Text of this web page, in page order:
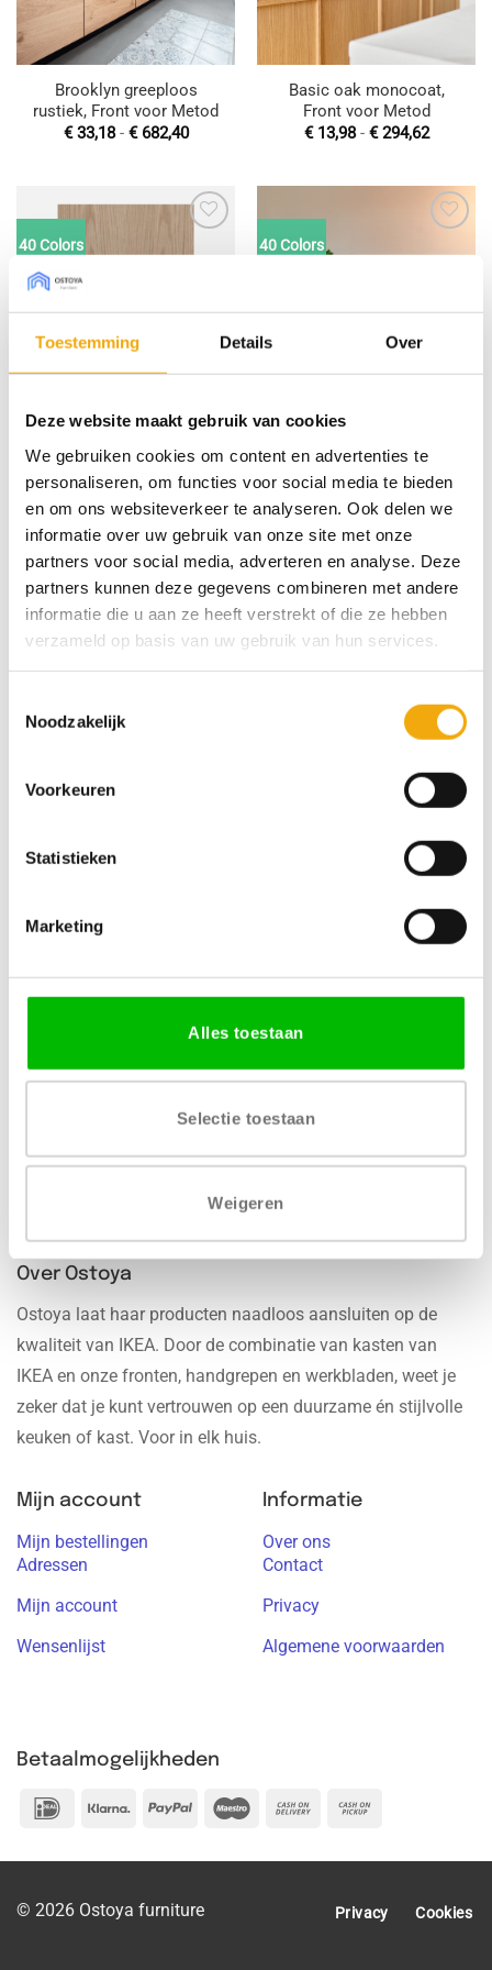
Toestemming Details Over
Deze website maakt gebruik van cookies
We gebruiken cookies om content en advertenties te
personaliseren, om functies voor social media te bieden
en om ons websiteverkeer te analyseren. Ook delen we
informatie over uw gebruik van onze site met onze
partners voor social media, adverteren en analyse. Deze
partners kunnen deze gegevens combineren met andere
informatie die u aan ze heeft verstrekt of die ze hebben
verzameld op basis van uw gebruik van hun services.
Noodzakelijk
Voorkeuren
Statistieken
Marketing
Alles toestaan
Selectie toestaan
Weigeren
Brooklyn greeploos
rustiek, Front voor Metod
€33,18 - €682,40Prijsklasse:
Basic oak monocoat,
Front voor Metod
€13,98 - €294,62
40 Colors
Basic oak monocoat, Deur
voor Pax
€86,53 - €317,76Prijsklasse:
€ 86,53
€ 317,76
40 Colors
Brooklyn greeploos
europees, Front voor
Metod
€33,41 - €649,52
€ 33,41
40 colors
Toevoegen
aan
wenslijst
Brooklyn vlak rustiek,
40 colors
Toevoegen
aan
wenslijst
Brooklyn vlak europees,
Front voor Metod
€ 29,55
tot
€ 597,24
Gratis levering vanaf € 750,-
Gratis retour binnen 14
We zijn 24/7 bereikbaar 100% veilige betaling
Over Ostoya
Ostoya laat haar producten naadloos aansluiten op de
kwaliteit van IKEA. Door de combinatie van kasten van
IKEA en onze fronten, handgrepen en werkbladen, weet je
zeker dat je kunt vertrouwen op een duurzame én stijlvolle
keuken of kast. Voor in elk huis.
Mijn account
Mijn bestellingen
Adressen
Mijn account
Wensenlijst
Informatie
Over ons
Contact
Privacy
Algemene voorwaarden
Betaalmogelijkheden
IDeal Klarna PayPal Maestro Cash
DeliveryPickup
© 2026 Ostoya furniture Privacy Cookies